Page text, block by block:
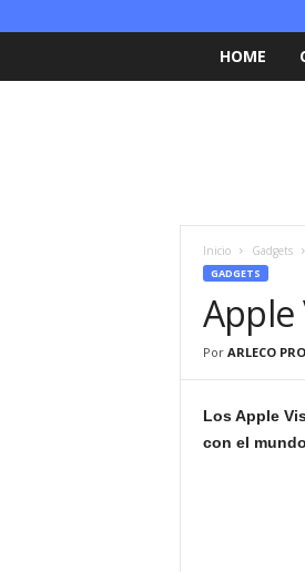
HOME
Inicio Gadgets
GADGETS
Apple
Por ARLECO
Los Apple
con el